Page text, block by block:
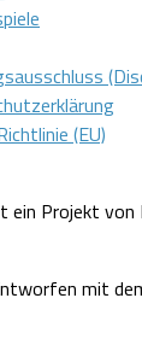
(EU)
ein Projekt von
mit